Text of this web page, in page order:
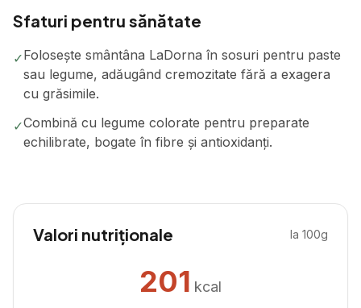
Sfaturi pentru sănătate
✓Folosește smântâna LaDorna în sosuri pentru paste
sau legume, adăugând cremozitate fără a exagera
cu grăsimile.
✓Combină cu legume colorate pentru preparate
echilibrate, bogate în fibre și antioxidanți.
Valori nutriționale la 100g
201 kcal